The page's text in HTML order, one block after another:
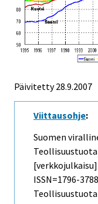
Päivitetty28.9.2007
Viittausohje:
Suomen
[verkkojulkaisu].
ISSN=1796-